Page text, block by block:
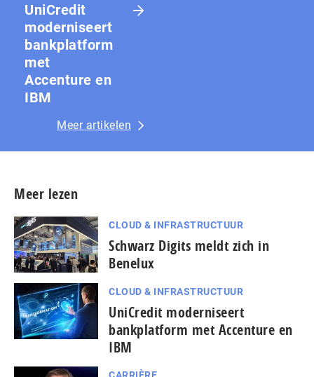
UniCredit
moderniseert
bankplatform
met
Accenture en
IBM
Meer artikelen
Meer lezen
CLOUD & INFRASTRUCTUUR
Schwarz Digits meldt zich in
Benelux
CLOUD & INFRASTRUCTUUR
UniCredit moderniseert
bankplatform met Accenture en
IBM
CARRIÈRE